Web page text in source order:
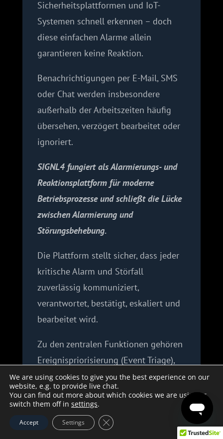
Sicherheitsplattformen und IoT-
Systemen schnell erkennen – doch
diese einfachen Alarme allein
garantieren keine Reaktion.
Benachrichtigungen per E-Mail, SMS
oder Chat werden insbesondere
außerhalb der Arbeitszeiten häufig
übersehen, verzögert bearbeitet oder
ignoriert.
SIGNL4 fungiert als Alarmierungs- und
Reaktionsplattform für moderne
Betriebsprozesse und schließt die Lücke
zwischen Alarmierung und
Störungsbehebung.
Die Plattform stellt sicher, dass jeder
kritische Alarm und Störfall
zuverlässig kommuniziert,
verantwortet, bestätigt, eskaliert und
bearbeitet wird.
Zu den zentralen Funktionen gehören
Ereignispriorisierung (Event Triage),
mobile Alarmierung, automatische
Eskalationen, Bereitschaftsplanung
sowie die Nachverfolgung von
Quittierungen in Echtzeit. Alarme
We are using cookies to give you the best experience on our
website, e.g. to provide live chat.
You can find out more about which cookies we are using or
switch them off in settings.
Accept Settings GDPR Cookie-Banner schließen